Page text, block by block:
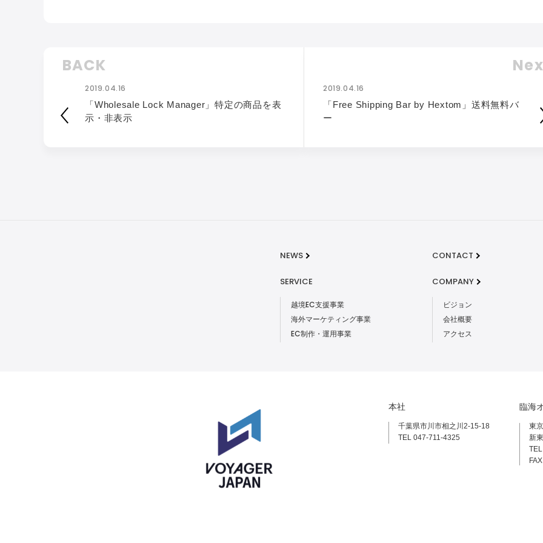
BACK
2019.04.16
「Wholesale Lock Manager」特定の商品を表
示・非表示
2019.04.16
「Free Shipping Bar by Hextom」送料無料バ
ー
NEWS
SERVICE
越境EC支援事業
海外マーケティング事業
EC制作・運用事業
CONTACT
COMPANY
ビジョン
会社概要
アクセス
本社
千葉県市川市相之川2-15-18
TEL 047-711-4325
臨海
東
新